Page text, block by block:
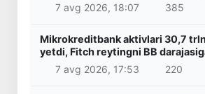
7 avg 2026, 18:07
385
Mikrokreditbank aktivlari 30,7 trln
yetdi, Fitch reytingni BB
7 avg 2026, 17:53
220